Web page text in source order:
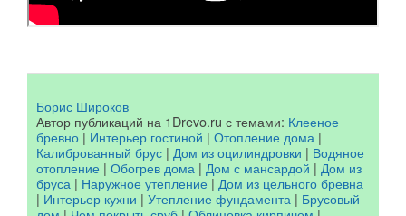
Борис Широков
Автор публикаций на 1Drevo.ru с темами: Клееное
бревно | Интерьер гостиной | Отопление дома |
Калиброванный брус | Дом из оцилиндровки | Водяное
отопление | Обогрев дома | Дом с мансардой | Дом из
бруса | Наружное утепление | Дом из цельного бревна
| Интерьер кухни | Утепление фундамента | Брусовый